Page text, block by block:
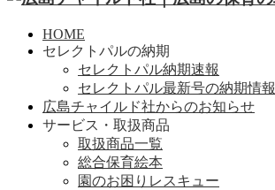
HOME
セレクトパルの納期
セレクトパル納期速報
セレクトパル最新号の納期情報
広島チャイルド社からのお知らせ
サービス・取扱商品
取扱商品一覧
総合保育絵本
園のお困りレスキュー